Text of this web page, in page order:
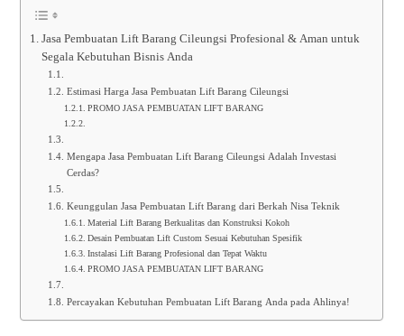
Jasa Pembuatan Lift Barang Cileungsi Profesional & Aman untuk
Segala Kebutuhan Bisnis Anda
Estimasi Harga Jasa Pembuatan Lift Barang Cileungsi
PROMO JASA PEMBUATAN LIFT BARANG
Mengapa Jasa Pembuatan Lift Barang Cileungsi Adalah Investasi
Cerdas?
Keunggulan Jasa Pembuatan Lift Barang dari Berkah Nisa Teknik
Material Lift Barang Berkualitas dan Konstruksi Kokoh
Desain Pembuatan Lift Custom Sesuai Kebutuhan Spesifik
Instalasi Lift Barang Profesional dan Tepat Waktu
PROMO JASA PEMBUATAN LIFT BARANG
Percayakan Kebutuhan Pembuatan Lift Barang Anda pada Ahlinya!